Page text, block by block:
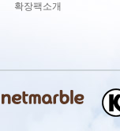
확장팩소개